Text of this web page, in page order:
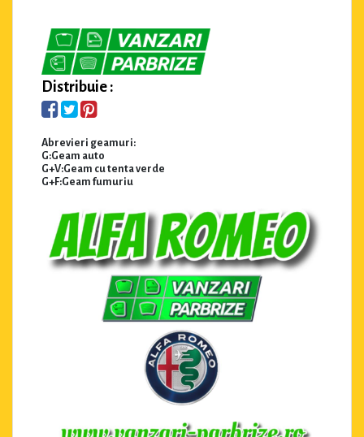
Distribuie :
Abrevieri geamuri:
G:Geam auto
G+V:Geam cu tenta verde
G+F:Geam fumuriu